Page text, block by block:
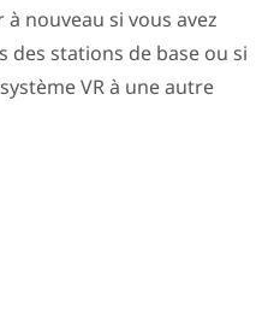
nouveau si vous avez
des stations de base ou si
système VR à une autre